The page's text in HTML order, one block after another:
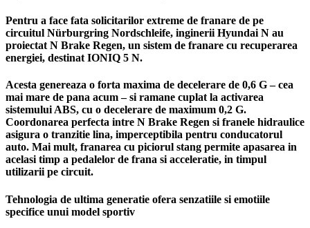
Pentru a face fata solicitarilor extreme de franare de pe
circuitul Nürburgring Nordschleife, inginerii Hyundai N au
proiectat N Brake Regen, un sistem de franare cu recuperarea
energiei, destinat IONIQ 5 N.
Acesta genereaza o forta maxima de decelerare de 0,6 G – cea
mai mare de pana acum – si ramane cuplat la activarea
sistemului ABS, cu o decelerare de maximum 0,2 G.
Coordonarea perfecta intre N Brake Regen si franele hidraulice
asigura o tranzitie lina, imperceptibila pentru conducatorul
auto. Mai mult, franarea cu piciorul stang permite apasarea in
acelasi timp a pedalelor de frana si acceleratie, in timpul
utilizarii pe circuit.
Tehnologia de ultima generatie ofera senzatiile si emotiile
specifice unui model sportiv